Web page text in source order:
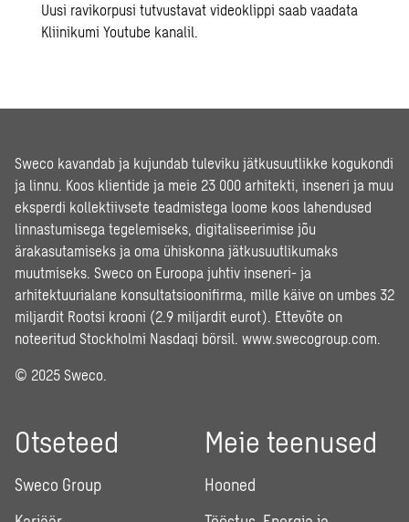
Uusi ravikorpusi tutvustavat videoklippi saab vaadata
KliinikumiYoutube kanalil.
Sweco kavandab ja kujundab tuleviku jätkusuutlikke kogukondi
ja linnu. Koos klientide ja meie 23 000 arhitekti, inseneri ja muu
eksperdi kollektiivsete teadmistega loome koos lahendused
linnastumisega tegelemiseks, digitaliseerimise jõu
ärakasutamiseks ja oma ühiskonna jätkusuutlikumaks
muutmiseks. Sweco on Euroopa juhtiv inseneri- ja
arhitektuurialane konsultatsioonifirma, mille käive on umbes 32
miljardit Rootsi krooni (2.9 miljardit eurot). Ettevõte on
noteeritud Stockholmi Nasdaqi börsil. www.swecogroup.com
© 2025 Sweco.
Otseteed
Sweco Group
Meie teenused
Hooned